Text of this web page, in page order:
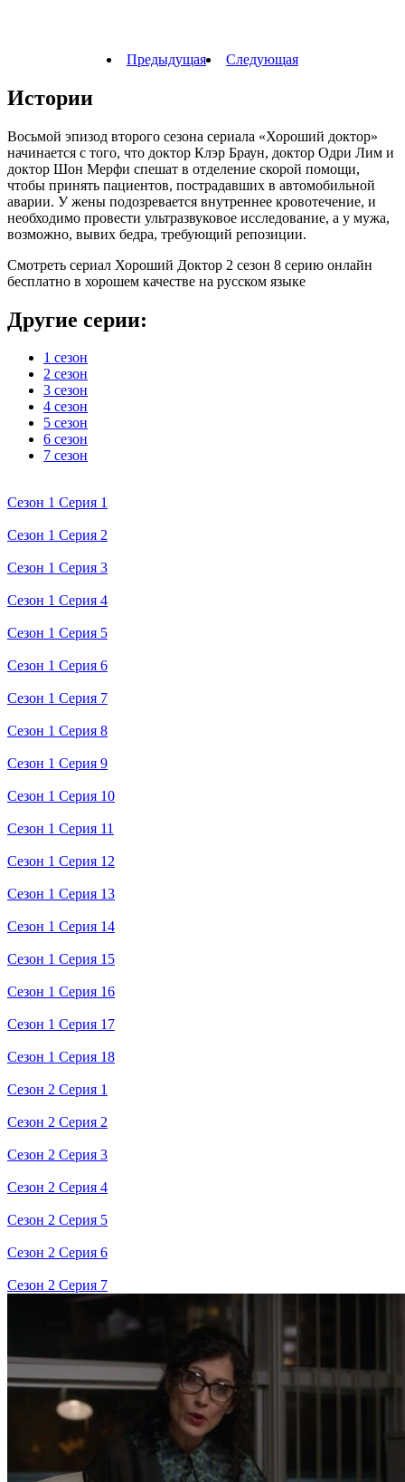
Предыдущая Следующая
Истории
Восьмой эпизод второго сезона сериала «Хороший доктор»
начинается с того, что доктор Клэр Браун, доктор Одри Лим и
доктор Шон Мерфи спешат в отделение скорой помощи,
чтобы принять пациентов, пострадавших в автомобильной
аварии. У жены подозревается внутреннее кровотечение, и
необходимо провести ультразвуковое исследование, а у мужа,
возможно, вывих бедра, требующий репозиции.
Смотреть сериал Хороший Доктор 2 сезон 8 серию онлайн
бесплатно в хорошем качестве на русском языке
Другие серии:
1 сезон
2 сезон
3 сезон
4 сезон
5 сезон
6 сезон
7 сезон
Сезон 1 Серия 1
Сезон 1 Серия 2
Сезон 1 Серия 3
Сезон 1 Серия 4
Сезон 1 Серия 5
Сезон 1 Серия 6
Сезон 1 Серия 7
Сезон 1 Серия 8
Сезон 1 Серия 9
Сезон 1 Серия 10
Сезон 1 Серия 11
Сезон 1 Серия 12
Сезон 1 Серия 13
Сезон 1 Серия 14
Сезон 1 Серия 15
Сезон 1 Серия 16
Сезон 1 Серия 17
Сезон 1 Серия 18
Сезон 2 Серия 1
Сезон 2 Серия 2
Сезон 2 Серия 3
Сезон 2 Серия 4
Сезон 2 Серия 5
Сезон 2 Серия 6
Сезон 2 Серия 7